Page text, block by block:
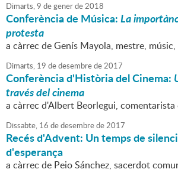
Dimarts,9 degenerde2018
Conferència de Música:La
protesta
a càrrec de Genís Mayola, mestre,
Dimarts, 19 dedesembrede2017
Conferència d'Història del Cinema:
través del cinema
a càrrec d'Albert Beorlegui,
Dissabte, 16 dedesembrede2017
Recés d'Advent: Un temps de
d'esperança
a càrrec de Peio Sánchez, sacerdot